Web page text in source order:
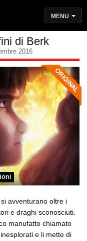
MENU
di Berk
2016
avventurano oltre i
e draghi sconosciuti.
manufatto chiamato
e li mette di